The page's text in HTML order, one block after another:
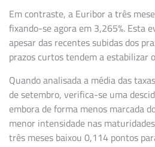
Em contraste, a Euribor a três
fixando-se agora em 3,265%. Esta
apesar das recentes subidas dos
prazos curtos tendem a estabilizar
Quando analisada a média das
de setembro, verifica-se uma
embora de forma menos marcada
menor intensidade nas
três meses baixou 0,114 pontos